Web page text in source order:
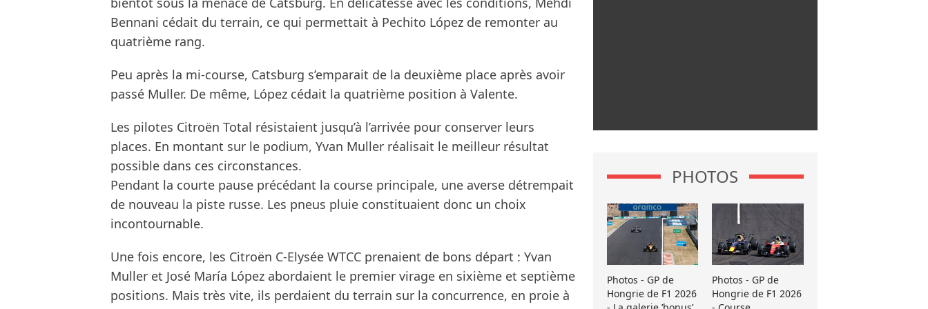
Bennani cédait du terrain, ce qui permettait à Pechito López de remonter au
quatrième rang.
Peu après la mi-course, Catsburg s’emparait de la deuxième place après avoir
passé Muller. De même, López cédait la quatrième position à Valente.
Les pilotes Citroën Total résistaient jusqu’à l’arrivée pour conserver leurs
places. En montant sur le podium, Yvan Muller réalisait le meilleur résultat
possible dans ces circonstances.
Pendant la courte pause précédant la course principale, une averse détrempait
de nouveau la piste russe. Les pneus pluie constituaient donc un choix
incontournable.
Une fois encore, les Citroën C-Elysée WTCC prenaient de bons départ : Yvan
Muller et José María López abordaient le premier virage en sixième et septième
positions. Mais très vite, ils perdaient du terrain sur la concurrence, en proie à
PHOTOS
Photos - GP de
Hongrie de F1 2026
Photos - GP de
Hongrie de F1 2026